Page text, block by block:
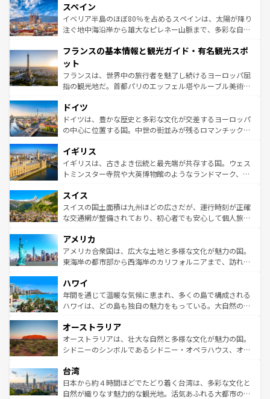
ろん、トスカーナの美しい田園風景やアマルフィ海岸の絶
景など、自然景観も見逃せない。観光の合間には、本場の
ピザやパスタなど、絶品のイタリア料理を堪能することも
ませてくれるイタリアで、忘れられない旅をしてみよう！
なお、新着のイタリア情報は
しい。
スペイン
イベリア半島のほぼ80％を占めるスペインは、太陽が降り
注ぐ地中海沿岸から雄大なピレネー山脈まで、多彩な自然
文化が根付くこの国では、情熱的なフラメンコ、熱気あふ
れる闘牛、そして美味しいタパスが生活の一部となってい
る。首都マドリードの洗練された雰囲気や、バルセロナの
アートに溢れた街角から、地方では古代ローマ遺跡や中世
せる。地方によって風土や気候が異なるスペインはその個
性で訪れる人を魅了する。 なお、新着のスペイン情報は コ
ンテンツ一覧を参照してほしい。
フランスの基本情報と観光ガイド・有名観光スポ
ット
フランスは、世界中の旅行者を魅了し続けるヨーロッパ屈
指の観光地だ。首都パリのエッフェル塔やルーブル美術館
で、幅広い魅力が詰まっている。華麗な宮殿、歴史的な大
聖堂、美しいビーチ、そして豊かな自然が、訪れる者を心
から魅了する。また、フランスは美食の国としても知ら
いる。シャンパンの発祥地であるランス、プロヴァンスの
香り高いラベンダー畑など、多彩な楽しみ方が可能だ。さ
らに、パリ以外の地域にも魅力が溢れており、どの街角に
れる地方に足を運ぶとそれぞれで全く異なる文化を体験で
きるだろう。 なお、新着のフランス情報はコンテンツ一覧
を参照してほしい。
ドイツ
ドイツは、豊かな歴史と多彩な文化が交差するヨーロッパ
の中心に位置する国。中世の街並みが残るロマンチック街
顔を持つこの国は、どこを歩いても飽きることがない。ベ
ルリンの文化的活気、バイエルン州のアルプスの絶景、そ
してライン川沿いのワイン畑といった風景は必見。ビール
は、お酒好きな人にはぜひ体験してほしい。 なお、新着の
ドイツ情報はコンテンツ一覧を参照してほしい。
イギリス
イギリスは、古きよき伝統と最先端が共存する国。ウェス
トミンスター寺院や大英博物館のようなランドマーク、歴
リアごとに異なる魅力がある。また、優雅なアフタヌーン
ティー、ビール好きにはたまらない英国パブ、サッカー観
戦など、本場だからこそできる体験も豊富。イギリスを旅
ンツ一覧を参照してほしい。
スイス
スイスの国土面積は九州ほどの広さだが、運行時刻が正確
な交通網が整備されており、初心者でも安心して個人旅行
の建物がそのまま残る町や、スイスならではのユニークな
博物館もあり、アルプス観光だけでなく町歩きも満喫する
ことができる。国民の所得が高いため物価も高いが、旅行
ば市内交通費無料で観光を楽しむこともできる。 なお、新
着のスイス情報はコンテンツ一覧 を参照してほしい。
アメリカ
アメリカ合衆国は、広大な土地と多様な文化が魅力の国。
東海岸の都市部から西海岸のカリフォルニアまで、訪れる
のような巨大都市は、観光、ショッピング、エンターテイ
ンメントが詰まった刺激的なスポットだ。一方、アメリカ
西部には大自然が広がり、グランドキャニオンやイエロー
部のニューオーリンズでは、音楽と美食が融合した独特の
文化が魅力。旅行者はアメリカの各地域で異なる魅力を楽
しみながら、その多様性と豊かな歴史を感じることができ
ならではの贅沢な旅のスタイルだ。 なお、新着のアメリカ
情報はコンテンツ一覧を参照してほしい。
ハワイ
年間を通じて温暖な気候に恵まれ、多くの島で構成される
ハワイは、どの島も独自の魅力をもっている。大自然の神
ワイ島は見逃せない。また、定番の観光地といえばオアフ
島だが、静かな自然を求めるならマウイ島やカウアイ島が
おすすめ。エメラルドグリーンに輝く海をはじめ、豊かな
れるおもてなしの心で訪れる人々を迎えてくれるハワイの
人々、おいしいローカルフードやハワイアンミュージッ
ク、伝統的なフラダンスなど、すべてがハワイの魅力を彩
オーストラリア
オーストラリアは、壮大な自然と多様な文化が魅力の国。
シドニーのシンボルであるシドニー・オペラハウス、オー
リアリーフや大陸中央部にそびえるウルル（エアーズロッ
ク）、タスマニアの美しい原生林やケアンズの熱帯雨林な
ど、見どころがたくさん。また、カフェやワイン、オージ
台湾
日本から約４時間ほどでたどり着く台湾は、多彩な文化と
自然が織りなす魅力的な観光地。活気あふれる大都市の台